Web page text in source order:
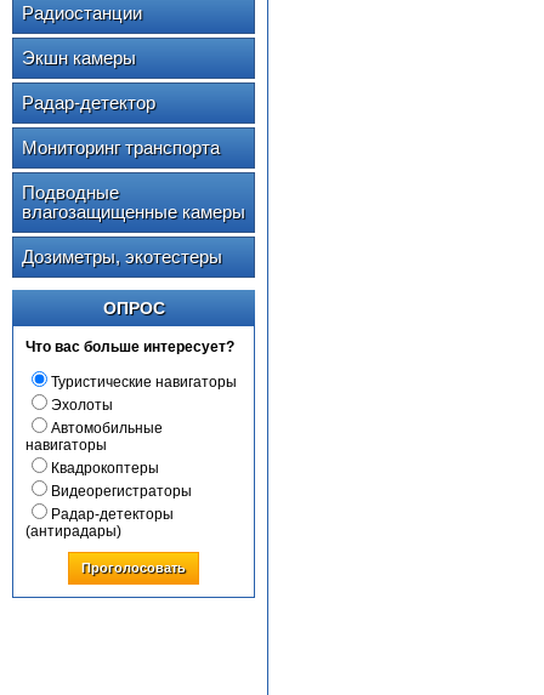
Радиостанции
Экшн камеры
Радар-детектор
Мониторинг транспорта
Подводные
влагозащищенные камеры
Дозиметры, экотестеры
ОПРОС
Что вас больше интересует?
Туристические навигаторы
Эхолоты
Автомобильные
навигаторы
Квадрокоптеры
Видеорегистраторы
Радар-детекторы
(антирадары)
Проголосовать